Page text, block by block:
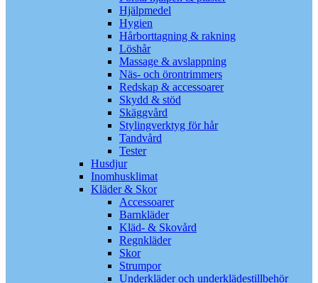
Hjälpmedel
Hygien
Hårborttagning & rakning
Löshår
Massage & avslappning
Näs- och örontrimmers
Redskap & accessoarer
Skydd & stöd
Skäggvård
Stylingverktyg för hår
Tandvård
Tester
Husdjur
Inomhusklimat
Kläder & Skor
Accessoarer
Barnkläder
Kläd- & Skovård
Regnkläder
Skor
Strumpor
Underkläder och underklädestillbehör